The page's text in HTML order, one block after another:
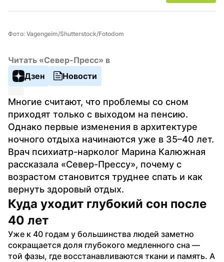
Фото: Vagengeim/Shutterstock/Fotodom
Читать «Север-Пресс» в
Дзен
Новости
Многие считают, что проблемы со сном
приходят только с выходом на пенсию.
Однако первые изменения в архитектуре
ночного отдыха начинаются уже в 35–40 лет.
Врач психиатр-нарколог Марина Калюжная
рассказала «Север-Прессу», почему с
возрастом становится труднее спать и как
вернуть здоровый отдых.
Куда уходит глубокий сон после
40 лет
Уже к 40 годам у большинства людей заметно
сокращается доля глубокого медленного сна —
той фазы, где восстанавливаются ткани и память. А